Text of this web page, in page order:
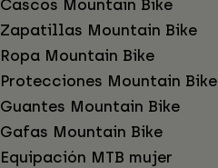
Cascos Mountain Bike
Zapatillas Mountain Bike
Ropa Mountain Bike
Protecciones Mountain Bike
Guantes Mountain Bike
Gafas Mountain Bike
Equipación MTB mujer